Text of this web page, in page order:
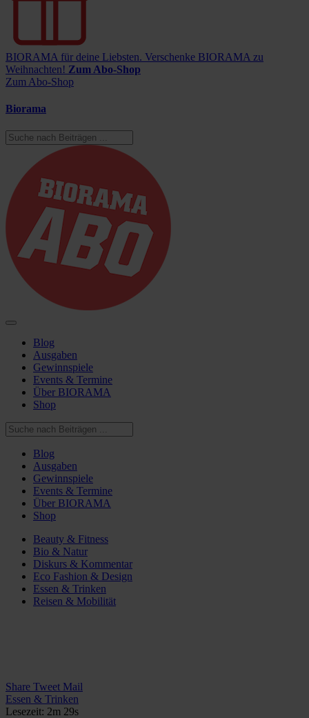
BIORAMA für deine Liebsten. Verschenke BIORAMA zu
Weihnachten! Zum Abo-Shop
Zum Abo-Shop
Biorama
Blog
Ausgaben
Gewinnspiele
Events & Termine
Über BIORAMA
Shop
Blog
Ausgaben
Gewinnspiele
Events & Termine
Über BIORAMA
Shop
Beauty & Fitness
Bio & Natur
Diskurs & Kommentar
Eco Fashion & Design
Essen & Trinken
Reisen & Mobilität
Share Tweet Mail
Essen & Trinken
Lesezeit: 2m 29s